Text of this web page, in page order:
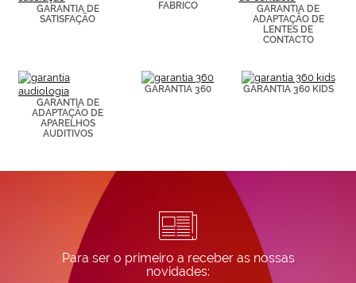
visitadas).
Puedes
Política de
Cookies.
GARANTIA DE
SATISFAÇÃO
FABRICO
GARANTIA DE
ADAPTAÇÃO DE
LENTES DE
CONTACTO
GARANTIA DE
ADAPTAÇÃO DE
APARELHOS
AUDITIVOS
GARANTIA 360 GARANTIA 360 KIDS
Para ser o primeiro a receber as nossas
novidades: